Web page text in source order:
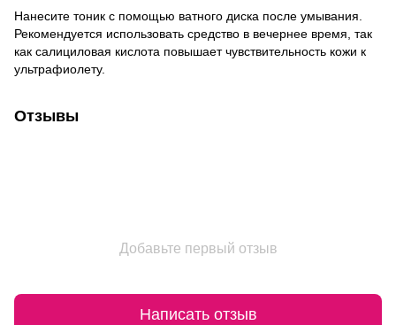
Нанесите тоник с помощью ватного диска после умывания.
Рекомендуется использовать средство в вечернее время, так
как салициловая кислота повышает чувствительность кожи к
ультрафиолету.
Отзывы
Добавьте первый отзыв
Написать отзыв